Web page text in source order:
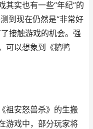
其实也有一些“年纪”的
到现在仍然是“非常好
接触游戏的机会。强
可以想象到《鹅鸭
祖安怒兽杀》的生搬
游戏中，部分玩家将